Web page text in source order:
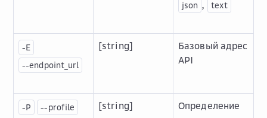
json , text
-E
--endpoint_url
[string]
Базовый адрес
API
-P --profile [string]
Определение